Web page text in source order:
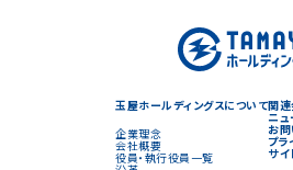
玉屋ホールディングスについて
企業理念
会社概要
役員・執行役員一覧
関
ニュ
お
プラ
サイ